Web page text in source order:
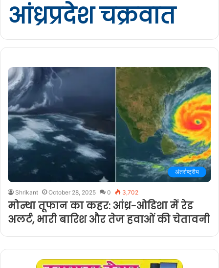
आंध्रप्रदेश चक्रवात
अंतर्राष्ट्रीय
Shrikant October 28, 2025 0 3,702
मोन्था तूफान का कहर: आंध्र-ओडिशा में रेड
अलर्ट, भारी बारिश और तेज हवाओं की चेतावनी